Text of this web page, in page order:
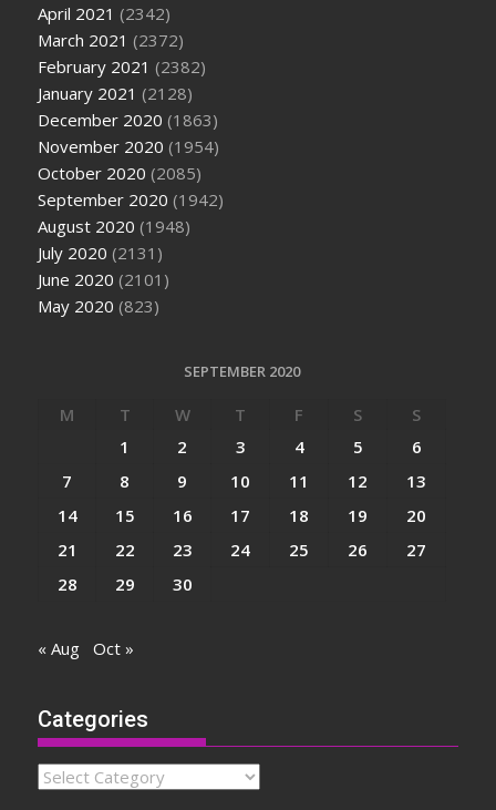
April 2021 (2342)
March 2021 (2372)
February 2021 (2382)
January 2021 (2128)
December 2020 (1863)
November 2020 (1954)
October 2020 (2085)
September 2020 (1942)
August 2020 (1948)
July 2020 (2131)
June 2020 (2101)
May 2020 (823)
SEPTEMBER 2020
M T W T F S
S
1
2 3 4 5
6
7
8 9 10 11 12
13
14
15 16 17 18 19
20
21
22 23 24 25 26
27
28
29 30
« Aug Oct »
Categories
Categories